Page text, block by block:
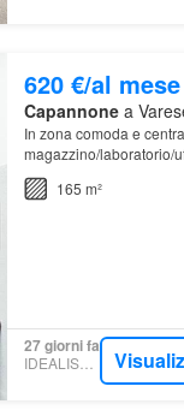
620 €/al mese
Capannonea
In zona comoda e
magazzino/laboratorio/
165 m²
27 giorni fa
IDEALISTA.IT